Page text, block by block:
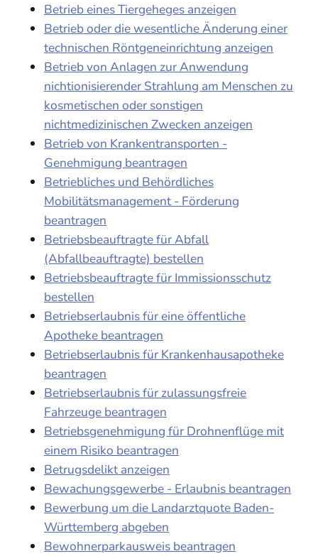
Betrieb eines Tiergeheges anzeigen
Betrieb oder die wesentliche Änderung einer
technischen Röntgeneinrichtung anzeigen
Betrieb von Anlagen zur Anwendung
nichtionisierender Strahlung am Menschen zu
kosmetischen oder sonstigen
nichtmedizinischen Zwecken anzeigen
Betrieb von Krankentransporten -
Genehmigung beantragen
Betriebliches und Behördliches
Mobilitätsmanagement - Förderung
beantragen
Betriebsbeauftragte für Abfall
(Abfallbeauftragte) bestellen
Betriebsbeauftragte für Immissionsschutz
bestellen
Betriebserlaubnis für eine öffentliche
Apotheke beantragen
Betriebserlaubnis für Krankenhausapotheke
beantragen
Betriebserlaubnis für zulassungsfreie
Fahrzeuge beantragen
Betriebsgenehmigung für Drohnenflüge mit
einem Risiko beantragen
Betrugsdelikt anzeigen
Bewachungsgewerbe - Erlaubnis beantragen
Bewerbung um die Landarztquote Baden-
Württemberg abgeben
Bewohnerparkausweis beantragen